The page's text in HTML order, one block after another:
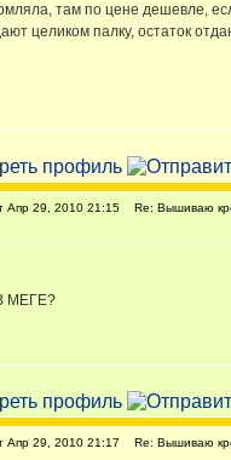
там по цене дешевле,
целиком палку, остаток
Апр 29, 2010 21:15 Re: Вышиваю
МЕГЕ?
Апр 29, 2010 21:17 Re: Вышиваю